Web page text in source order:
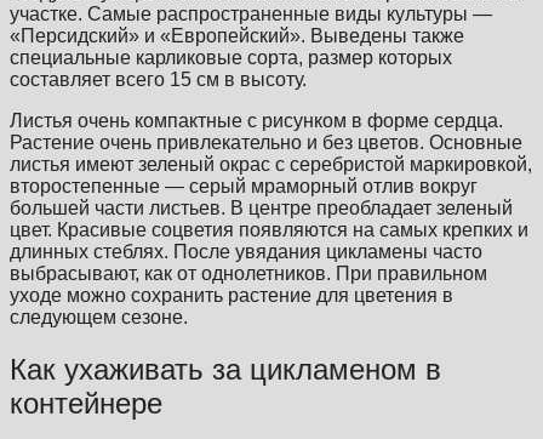
участке. Самые распространенные виды культуры —
«Персидский» и «Европейский». Выведены также
специальные карликовые сорта, размер которых
составляет всего 15 см в высоту.
Листья очень компактные с рисунком в форме сердца.
Растение очень привлекательно и без цветов. Основные
листья имеют зеленый окрас с серебристой маркировкой,
второстепенные — серый мраморный отлив вокруг
большей части листьев. В центре преобладает зеленый
цвет. Красивые соцветия появляются на самых крепких и
длинных стеблях. После увядания цикламены часто
выбрасывают, как от однолетников. При правильном
уходе можно сохранить растение для цветения в
следующем сезоне.
Как ухаживать за цикламеном в
контейнере